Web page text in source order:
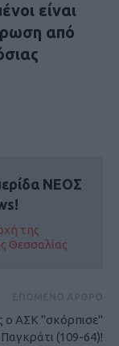
είναι
από
ΝΕΟΣ
της
Θεσσαλίας
ο ΑΣΚ "σκόρπισε"
(109-64)!